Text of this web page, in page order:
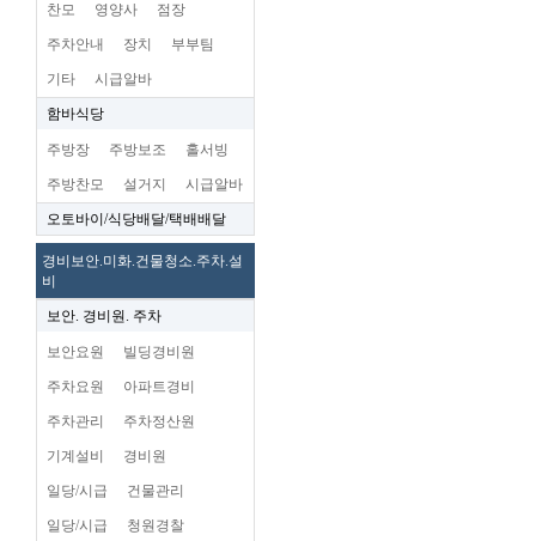
찬모 영양사 점장
주차안내 장치 부부팀
기타 시급알바
함바식당
주방장 주방보조 홀서빙
주방찬모 설거지 시급알바
오토바이/식당배달/택배배달
경비보안.미화.건물청소.주차.설
비
보안. 경비원. 주차
보안요원 빌딩경비원
주차요원 아파트경비
주차관리 주차정산원
기계설비 경비원
일당/시급 건물관리
일당/시급 청원경찰